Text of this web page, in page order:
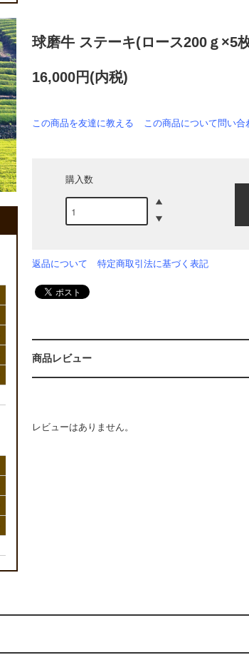
球磨牛 ステーキ(ロース200ｇ×5
16,000円(内税)
この商品を友達に教える この商品について問い合
購入数
返品について 特定商取引法に基づく表記
商品レビュー
レビューはありません。